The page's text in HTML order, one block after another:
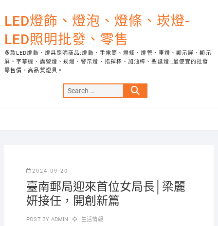
to
content
LED燈飾、燈泡、燈條、崁燈-
LED照明批發、零售
多款LED燈飾、燈具照明商品:燈飾、手電筒、燈條、燈管、車燈、顯示屏、顯示
屏、字幕機、露營燈、崁燈、警示燈、指揮棒、加油棒、聖誕燈…最便宜的批發
零售價、高品質燈具。
Search
…
2024-09-20
臺南郵局迎來首位女局長│梁麗
妍接任，開創新篇
POST BY ADMIN 生活情報